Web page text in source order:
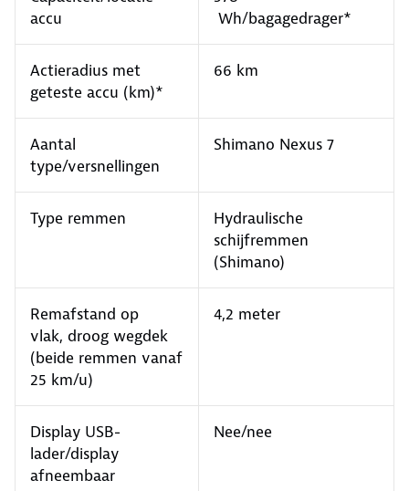
accu
Wh/bagagedrager*
Actieradius met
geteste accu (km)*
66 km
Aantal
type/versnellingen
Shimano Nexus 7
Type remmen
Hydraulische
schijfremmen
(Shimano)
Remafstand op
vlak, droog wegdek
(beide remmen vanaf
25 km/u)
4,2 meter
Display USB-
lader/display
afneembaar
Nee/nee